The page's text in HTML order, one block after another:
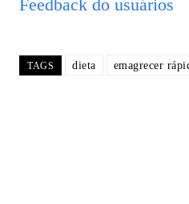
Feedback do usuários
TAGS dieta emagrecer